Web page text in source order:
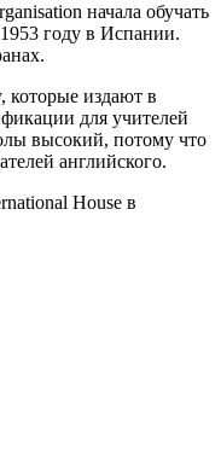
начала обучать
году в Испании.
которые издают в
для учителей
высокий, потому что
английского.
House в